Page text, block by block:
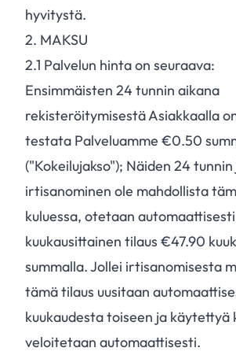
hyvitystä.
2. MAKSU
2.1 Palvelun hinta on seuraava:
Ensimmäisten 24 tunnin aikana
rekisteröitymisestä Asiakkaalla
testata Palveluamme €0.50
("Kokeilujakso"); Näiden 24
irtisanominen ole mahdollista
kuluessa, otetaan automaattisesti
kuukausittainen tilaus €47.90
summalla. Jollei irtisanomisesta
tämä tilaus uusitaan
kuukaudesta toiseen ja käytettyä
veloitetaan automaattisesti.